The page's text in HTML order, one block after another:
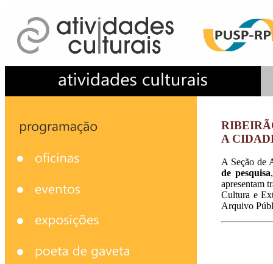
A
A Seção de
de pesquisa
apresentam
Cultura e
Arquivo